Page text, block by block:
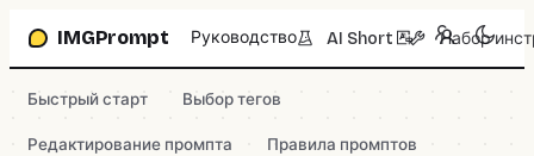
IMGPrompt Руководство AI Short ↗ Набор
Быстрый старт Выбор тегов
Редактирование промпта Правила промптов